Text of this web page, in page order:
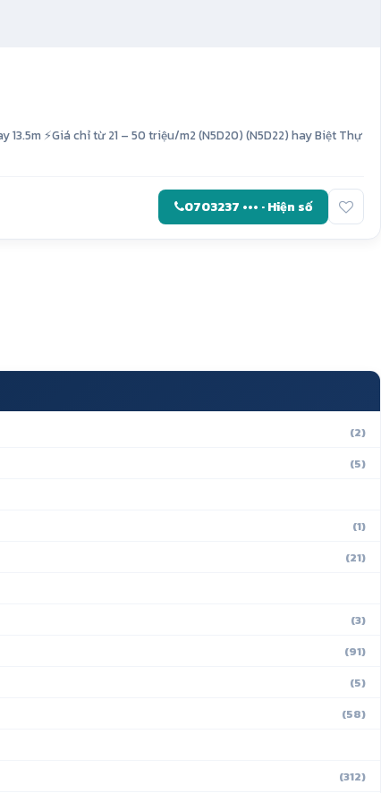
13.5m ⚡Giá chỉ từ 21 – 50 triệu/m2 (N5D20) (N5D22) hay Biệt Thự
0703237 ••• · Hiện số
(2)
(5)
(1)
(21)
(3)
(91)
(5)
(58)
(312)